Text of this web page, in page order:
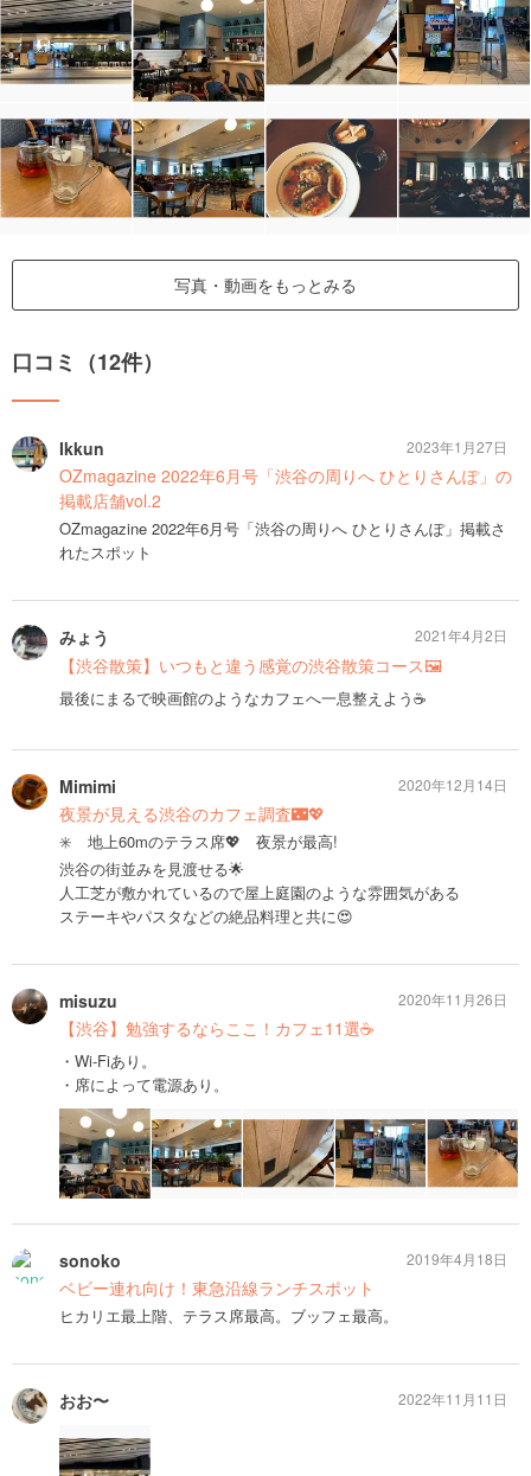
写真・動画をもっとみる
口コミ（12件）
Ikkun
OZmagazine 2022年6月号「渋谷の周りへ ひとりさんぽ」の
掲載店舗vol.2
OZmagazine 2022年6月号「渋谷の周りへ ひとりさんぽ」掲載さ
れたスポット
2023年1月27日
みょう
【渋谷散策】いつもと違う感覚の渋谷散策コース🖼
最後にまるで映画館のようなカフェへ一息整えよう☕️
2021年4月2日
Mimimi
夜景が見える渋谷のカフェ調査🌃💖
✳️ 地上60mのテラス席💖 夜景が最高!
渋谷の街並みを見渡せる🌟
人工芝が敷かれているので屋上庭園のような雰囲気がある
ステーキやパスタなどの絶品料理と共に😍
2020年12月14日
misuzu
【渋谷】勉強するならここ！カフェ11選☕️
・Wi-Fiあり。
・席によって電源あり。
2020年11月26日
sonoko
ベビー連れ向け！東急沿線ランチスポット
ヒカリエ最上階、テラス席最高。ブッフェ最高。
2019年4月18日
おお〜 2022年11月11日